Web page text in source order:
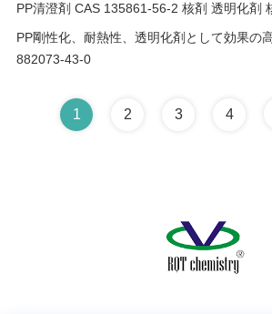
PP清澄剤 CAS 135861-56-2 核剤 透明化剤
PP剛性化、耐熱性、透明化剤として効果の
882073-43-0
1 2 3 4